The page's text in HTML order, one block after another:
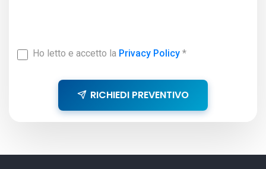
Ho letto e accetto la Privacy Policy*
RICHIEDI PREVENTIVO